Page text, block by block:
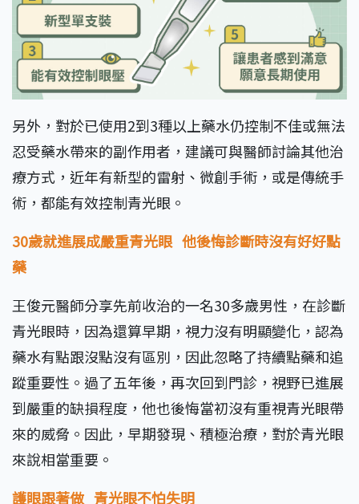
另外，對於已使用2到3種以上藥水仍控制不佳或無法
忍受藥水帶來的副作用者，建議可與醫師討論其他治
療方式，近年有新型的雷射、微創手術，或是傳統手
術，都能有效控制青光眼。
30歲就進展成嚴重青光眼 他後悔診斷時沒有好好點
藥
王俊元醫師分享先前收治的一名30多歲男性，在診斷
青光眼時，因為還算早期，視力沒有明顯變化，認為
藥水有點跟沒點沒有區別，因此忽略了持續點藥和追
蹤重要性。過了五年後，再次回到門診，視野已進展
到嚴重的缺損程度，他也後悔當初沒有重視青光眼帶
來的威脅。因此，早期發現、積極治療，對於青光眼
來說相當重要。
護眼跟著做 青光眼不怕失明